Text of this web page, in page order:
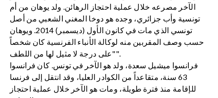
الآخر مصرعه خلال عملية احتجاز الرهائن. ولد يوهان من أم
تونسية وأب جزائري، وجده هو دوخا المغني الشعبي من أصل
تونسي الذي مات في كانون الأول (ديسمبر) 2014. ويوهان
حسب وصف المقربين منه لوكالة الأنباء الفرنسية كان شخصاً
"على درجة لا مثيل لها من اللطف".
فرانسوا ميشيل سعدة، ولد هو الآخر في تونس. كان فرانسوا
63 سنة، متقاعداً من الكوادر العليا، وقد انتقل إلى فرنسا
للإقامة منذ فترة طويلة، ومات هو الآخر خلال عملية احتجاز